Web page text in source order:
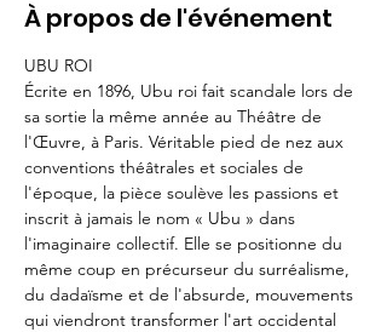
À propos de l'événement
UBU ROI
Écrite en 1896, Ubu roi fait scandale lors de
sa sortie la même année au Théâtre de
l'Œuvre, à Paris. Véritable pied de nez aux
conventions théâtrales et sociales de
l'époque, la pièce soulève les passions et
inscrit à jamais le nom « Ubu » dans
l'imaginaire collectif. Elle se positionne du
même coup en précurseur du surréalisme,
du dadaïsme et de l'absurde, mouvements
qui viendront transformer l'art occidental